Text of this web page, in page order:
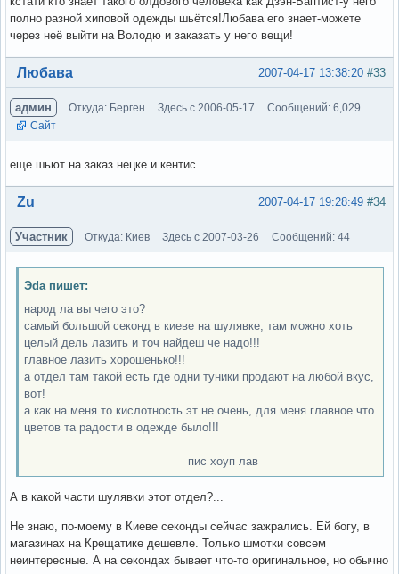
полно разной хиповой одежды шьётся!Любава его знает-можете
через неё выйти на Володю и заказать у него вещи!
Вне форума #33
2007-04-17 13:38:20
Любава
админ Откуда: Берген Здесь с 2006-05-17
Сообщений: 6,029
Сайт
еще шьют на заказ нецке и кентис
Вне форума #34
2007-04-17 19:28:49
Zu
Участник Откуда: Киев Здесь с 2007-03-26 Сообщений: 44
Эda пишет:
народ ла вы чего это?
самый большой секонд в киеве на шулявке, там можно хоть
целый дель лазить и точ найдеш че надо!!!
главное лазить хорошенько!!!
а отдел там такой есть где одни туники продают на любой вкус,
вот!
а как на меня то кислотность эт не очень, для меня главное что
цветов та радости в одежде было!!!
пис хоуп лав
А в какой части шулявки этот отдел?...
Не знаю, по-моему в Киеве секонды сейчас зажрались. Ей богу, в
магазинах на Крещатике дешевле. Только шмотки совсем
неинтересные. А на секондах бывает что-то оригинальное, но обычно